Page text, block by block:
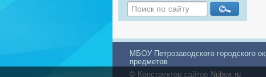
МБОУ Петрозаводского городского
предметов
© Конструктор сайтов Nubex.ru